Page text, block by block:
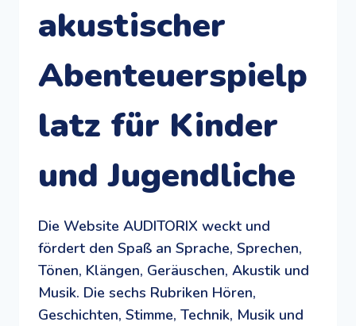
akustischer
Abenteuerspielp
latz für Kinder
und Jugendliche
Die Website AUDITORIX weckt und
fördert den Spaß an Sprache, Sprechen,
Tönen, Klängen, Geräuschen, Akustik und
Musik. Die sechs Rubriken Hören,
Geschichten, Stimme, Technik, Musik und